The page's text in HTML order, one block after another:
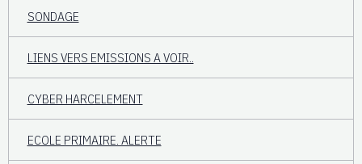
SONDAGE
LIENS VERS EMISSIONS A VOIR..
CYBER HARCELEMENT
ECOLE PRIMAIRE. ALERTE